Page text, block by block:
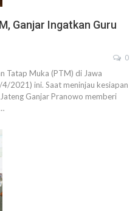
Ganjar Ingatkan Guru
0
Tatap Muka (PTM) di Jawa
2021) ini. Saat meninjau kesiapan
Ganjar Pranowo memberi